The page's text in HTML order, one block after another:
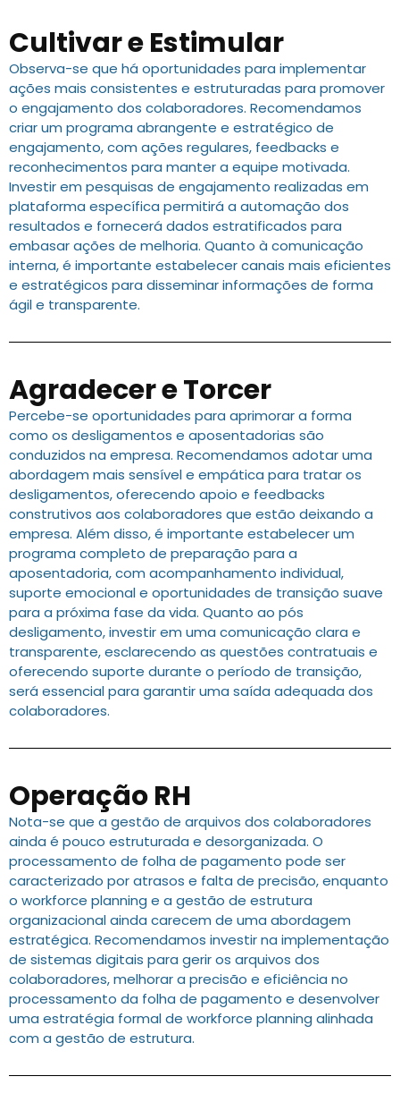
Cultivar e Estimular
Observa-se que há oportunidades para implementar
ações mais consistentes e estruturadas para promover
o engajamento dos colaboradores. Recomendamos
criar um programa abrangente e estratégico de
engajamento, com ações regulares, feedbacks e
reconhecimentos para manter a equipe motivada.
Investir em pesquisas de engajamento realizadas em
plataforma específica permitirá a automação dos
resultados e fornecerá dados estratificados para
embasar ações de melhoria. Quanto à comunicação
interna, é importante estabelecer canais mais eficientes
e estratégicos para disseminar informações de forma
ágil e transparente.
Agradecer e Torcer
Percebe-se oportunidades para aprimorar a forma
como os desligamentos e aposentadorias são
conduzidos na empresa. Recomendamos adotar uma
abordagem mais sensível e empática para tratar os
desligamentos, oferecendo apoio e feedbacks
construtivos aos colaboradores que estão deixando a
empresa. Além disso, é importante estabelecer um
programa completo de preparação para a
aposentadoria, com acompanhamento individual,
suporte emocional e oportunidades de transição suave
para a próxima fase da vida. Quanto ao pós
desligamento, investir em uma comunicação clara e
transparente, esclarecendo as questões contratuais e
oferecendo suporte durante o período de transição,
será essencial para garantir uma saída adequada dos
colaboradores.
Operação RH
Nota-se que a gestão de arquivos dos colaboradores
ainda é pouco estruturada e desorganizada. O
processamento de folha de pagamento pode ser
caracterizado por atrasos e falta de precisão, enquanto
o workforce planning e a gestão de estrutura
organizacional ainda carecem de uma abordagem
estratégica. Recomendamos investir na implementação
de sistemas digitais para gerir os arquivos dos
colaboradores, melhorar a precisão e eficiência no
processamento da folha de pagamento e desenvolver
uma estratégia formal de workforce planning alinhada
com a gestão de estrutura.